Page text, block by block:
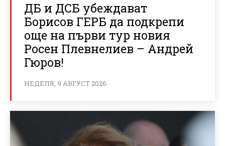
ДБ и ДСБ убеждават
Борисов ГЕРБ да подкрепи
още на първи тур новия
Росен Плевнелиев – Андрей
Гюров!
НЕДЕЛЯ, 9 АВГУСТ 2026